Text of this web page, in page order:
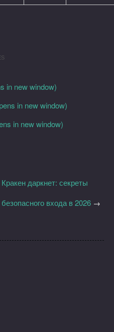
in new window)
in new window)
in new window)
Кракен даркнет: секреты
безопасного входа в 2026 →